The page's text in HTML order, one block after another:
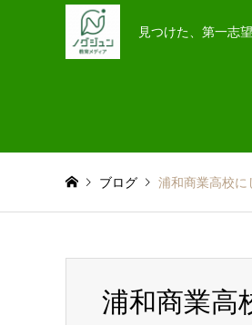
見つけた、第一志
ブログ 浦和商業高校に
浦和商業高